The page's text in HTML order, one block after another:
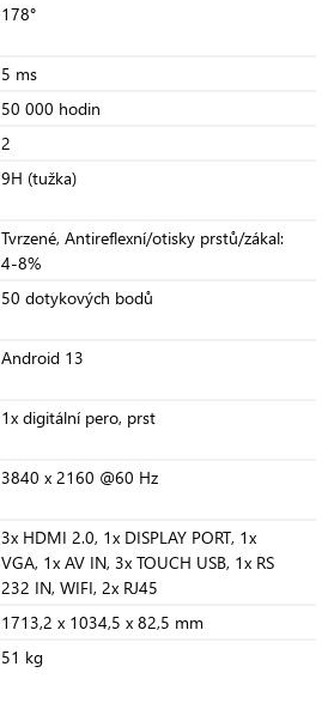
178°
5 ms
50 000 hodin
2
9H (tužka)
Tvrzené, Antireflexní/otisky prstů/zákal:
4-8%
50 dotykových bodů
Android 13
1x digitální pero, prst
3840 x 2160 @60 Hz
3x HDMI 2.0, 1x DISPLAY PORT, 1x
VGA, 1x AV IN, 3x TOUCH USB, 1x RS
232 IN, WIFI, 2x RJ45
1713,2 x 1034,5 x 82,5 mm
51 kg